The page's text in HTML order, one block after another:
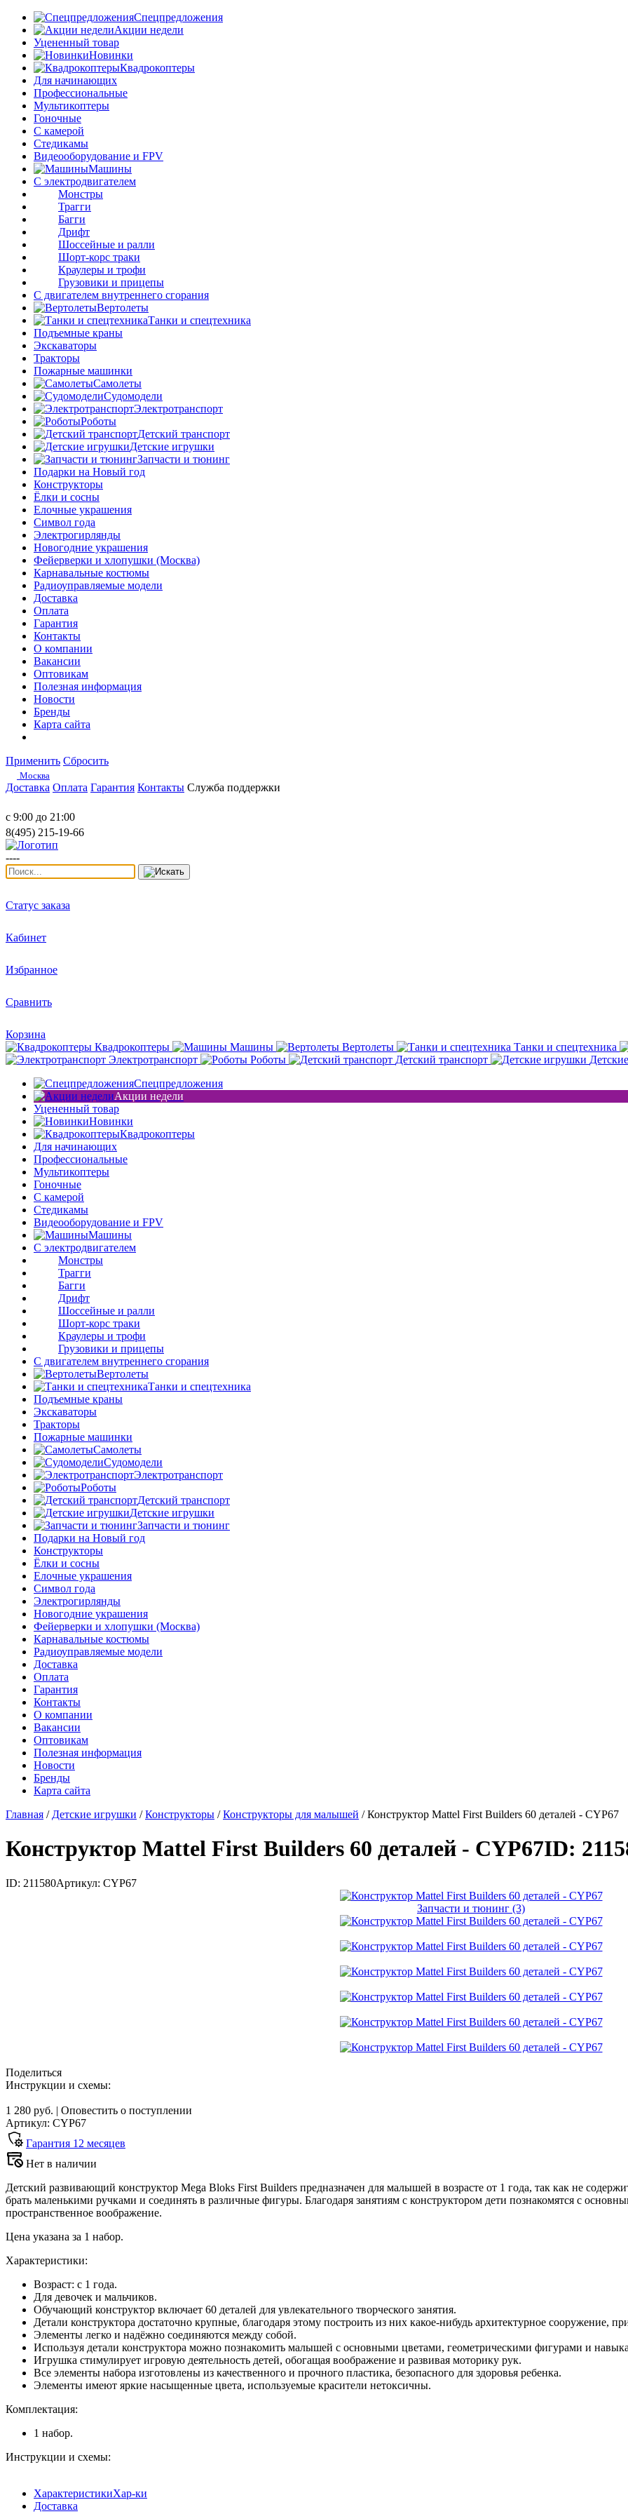
Спецпредложения
Акции недели
Уцененный товар
Новинки
Квадрокоптеры
Для начинающих
Профессиональные
Мультикоптеры
Гоночные
C камерой
Стедикамы
Видеооборудование и FPV
Машины
С электродвигателем
Монстры
Трагги
Багги
Дрифт
Шоссейные и ралли
Шорт-корс траки
Краулеры и трофи
Грузовики и прицепы
С двигателем внутреннего сгорания
Вертолеты
Танки и спецтехника
Подъемные краны
Экскаваторы
Тракторы
Пожарные машинки
Самолеты
Судомодели
Электротранспорт
Роботы
Детский транспорт
Детские игрушки
Запчасти и тюнинг
Подарки на Новый год
Конструкторы
Ёлки и сосны
Елочные украшения
Символ года
Электрогирлянды
Новогодние украшения
Фейерверки и хлопушки (Москва)
Карнавальные костюмы
Радиоуправляемые модели
Доставка
Оплата
Гарантия
Контакты
О компании
Вакансии
Оптовикам
Полезная информация
Новости
Бренды
Карта сайта
Применить Сбросить
Москва
Доставка Оплата Гарантия Контакты Служба поддержки
с 9:00 до 21:00
8(495) 215-19-66
----
Статус заказа
Кабинет
Избранное
Сравнить
Корзина
Квадрокоптеры
Машины Вертолеты
Танки и спецтехника
Электротранспорт
Роботы Детский транспорт
Спецпредложения
Акции недели
Уцененный товар
Новинки
Квадрокоптеры
Для начинающих
Профессиональные
Мультикоптеры
Гоночные
C камерой
Стедикамы
Видеооборудование и FPV
Машины
С электродвигателем
Монстры
Трагги
Багги
Дрифт
Шоссейные и ралли
Шорт-корс траки
Краулеры и трофи
Грузовики и прицепы
С двигателем внутреннего сгорания
Вертолеты
Танки и спецтехника
Подъемные краны
Экскаваторы
Тракторы
Пожарные машинки
Самолеты
Судомодели
Электротранспорт
Роботы
Детский транспорт
Детские игрушки
Запчасти и тюнинг
Подарки на Новый год
Конструкторы
Ёлки и сосны
Елочные украшения
Символ года
Электрогирлянды
Новогодние украшения
Фейерверки и хлопушки (Москва)
Карнавальные костюмы
Радиоуправляемые модели
Доставка
Оплата
Гарантия
Контакты
О компании
Вакансии
Оптовикам
Полезная информация
Новости
Бренды
Карта сайта
Главная / Детские игрушки /Конструкторы /Конструкторы для малышей /Конструктор Mattel First Builders 60 деталей - CYP67
Конструктор Mattel First Builders 60 деталей - CYP67ID:
ID: 211580Артикул: CYP67
Запчасти и тюнинг (3)
Поделиться
Инструкции и схемы:
1 280 руб. | Оповестить о поступлении
Артикул: CYP67
Гарантия 12 месяцев
Нет в наличии
Детский развивающий конструктор Mega Bloks First Builders предназначен для малышей в возрасте от 1 года, так как не
брать маленькими ручками и соединять в различные фигуры. Благодаря занятиям с конструктором дети познакомятся с
пространственное воображение.
Цена указана за 1 набор.
Характеристики:
Возраст: с 1 года.
Для девочек и мальчиков.
Обучающий конструктор включает 60 деталей для увлекательного творческого занятия.
Детали конструктора достаточно крупные, благодаря этому построить из них какое-нибудь архитектурное сооружение,
Элементы легко и надёжно соединяются между собой.
Используя детали конструктора можно познакомить малышей с основными цветами, геометрическими фигурами и
Игрушка стимулирует игровую деятельность детей, обогащая воображение и развивая моторику рук.
Все элементы набора изготовлены из качественного и прочного пластика, безопасного для здоровья ребенка.
Элементы имеют яркие насыщенные цвета, используемые красители нетоксичны.
Комплектация:
1 набор.
Инструкции и схемы:
ХарактеристикиХар-ки
Доставка